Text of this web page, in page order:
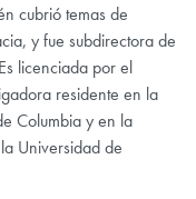
cubrió temas de
y fue subdirectora de
licenciada por el
residente en la
Columbia y en la
Universidad de